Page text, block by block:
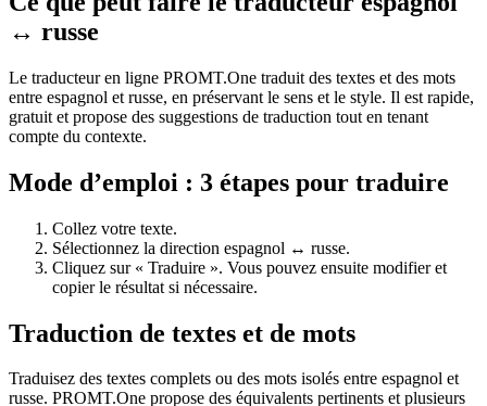
↔ russe
Le traducteur en ligne PROMT.One traduit des textes et des mots
entre espagnol et russe, en préservant le sens et le style. Il est rapide,
gratuit et propose des suggestions de traduction tout en tenant
compte du contexte.
Mode d’emploi : 3 étapes pour traduire
Collez votre texte.
Sélectionnez la direction espagnol ↔ russe.
Cliquez sur « Traduire ». Vous pouvez ensuite modifier et
copier le résultat si nécessaire.
Traduction de textes et de mots
Traduisez des textes complets ou des mots isolés entre espagnol et
russe. PROMT.One propose des équivalents pertinents et plusieurs